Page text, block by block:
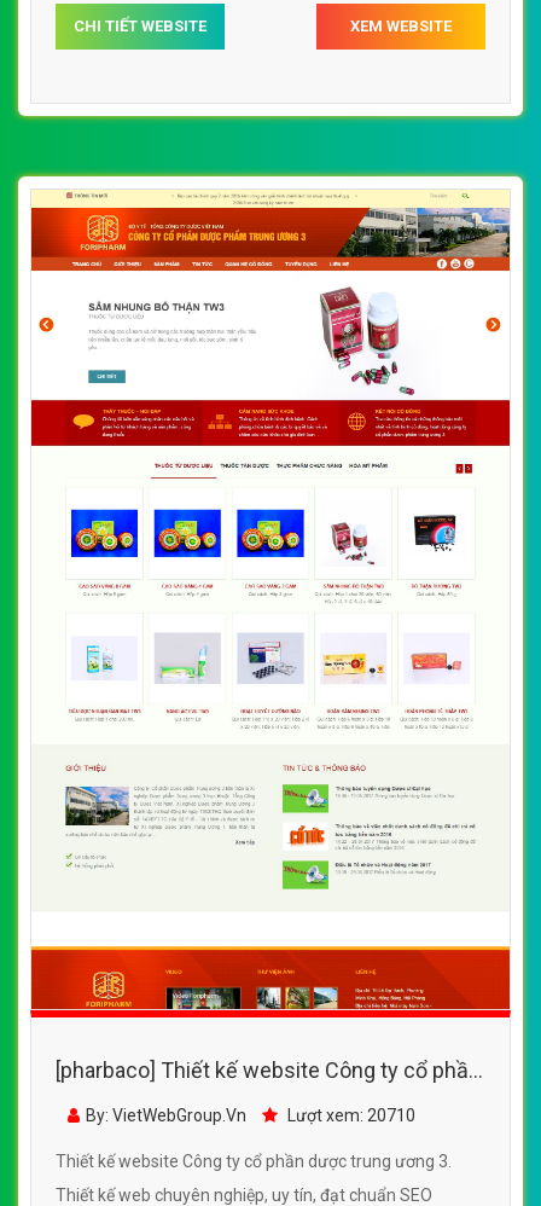
CHI TIẾT WEBSITE XEM WEBSITE
[pharbaco] Thiết kế website Công ty cổ phần
dược trung ương 3
By: VietWebGroup.Vn Lượt xem: 20710
Thiết kế website Công ty cổ phần dược trung ương 3.
Thiết kế web chuyên nghiệp, uy tín, đạt chuẩn SEO